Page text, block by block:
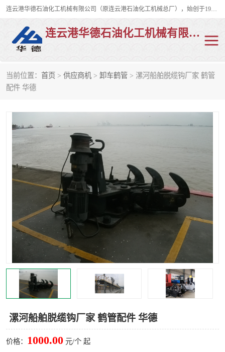
连云港华德石油化工机械有限公司（原连云港石油化工机械总厂），始创于1982年，是从事码头船用流体装卸臂、陆用流体装卸臂（鹤管）、活动梯、钢构平台、定量装车系统等全系列流体装卸设备的设计、制造、销售以及服务的专业供应商。
连云港华德石油化工机械有限公司
当前位置： 首页 > 供应商机 > 卸车鹤管 > 漯河船舶脱缆钩厂家 鹤管
配件 华德
漯河船舶脱缆钩厂家 鹤管配件 华德
价格： 1000.00 元/个 起
陆用流体装卸臂
液氨鹤管 液氯鹤管
LNG鹤管
平台栈桥
装车鹤管 输油臂
紧急脱离干式接头 火车鹤管
汽车鹤管 顶部鹤管
底部鹤管 低温鹤管
浮动出油装置 鹤管